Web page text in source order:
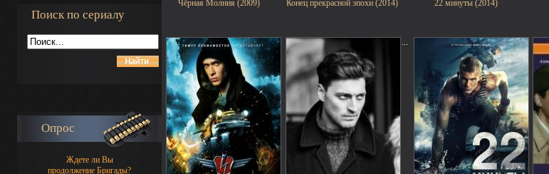
Поиск по сериалу
Опрос
Ждете ли Вы
продолжение Бригады?
Чёрная Молния (2009)
Конец прекрасной эпохи (2014)
...
22 минуты (2014)